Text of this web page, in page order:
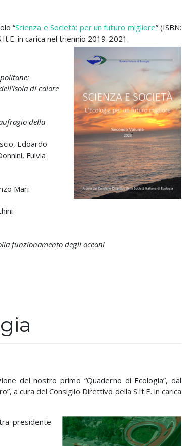
“Scienza e Società: per un futuro migliore” (ISBN:
in carica nel triennio 2019-2021.
di calore
della
Edoardo
Fulvia
Mari
funzionamento degli oceani
del nostro primo “Quaderno di Ecologia”, dal
a cura del Consiglio Direttivo della S.It.E. in carica
presidente